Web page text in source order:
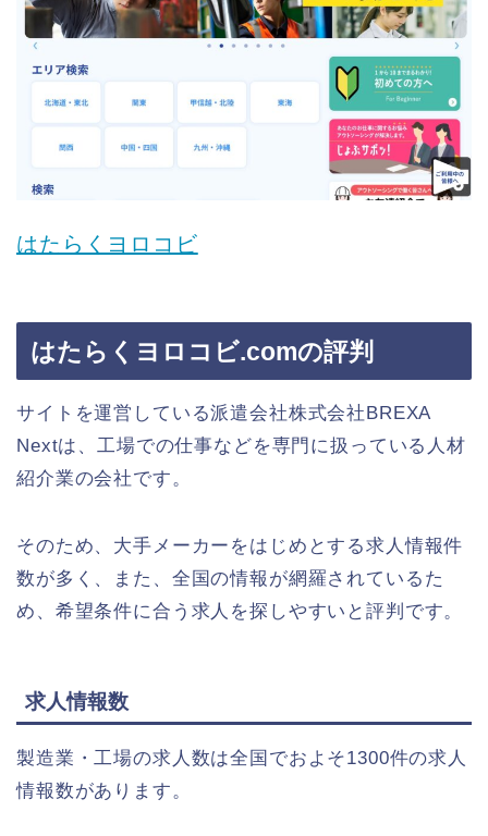
はたらくヨロコビ
はたらくヨロコビ.comの評判
サイトを運営している派遣会社株式会社BREXA
Nextは、工場での仕事などを専門に扱っている人材
紹介業の会社です。
そのため、大手メーカーをはじめとする求人情報件
数が多く、また、全国の情報が網羅されているた
め、希望条件に合う求人を探しやすいと評判です。
求人情報数
製造業・工場の求人数は全国でおよそ1300件の求人
情報数があります。